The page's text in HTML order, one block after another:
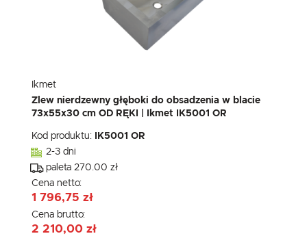
Ikmet
Zlew nierdzewny głęboki do obsadzenia w blacie
73x55x30 cm OD RĘKI | Ikmet IK5001 OR
Kod produktu:
IK5001 OR
2-3 dni
paleta 270.00 zł
Cena netto:
1 796,75 zł
Cena brutto:
2 210,00 zł